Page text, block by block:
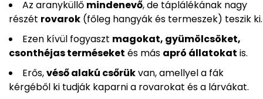
Az aranyküllő mindenevő, de táplálékának nagy
részét rovarok (főleg hangyák és termeszek) teszik ki.
Ezen kívül fogyaszt magokat, gyümölcsöket,
csonthéjas terméseket és más apró állatokat is.
Erős,véső alakú csőrükvan, amellyel a fák
kérgéből ki tudják kaparni a rovarokat és a lárvákat.